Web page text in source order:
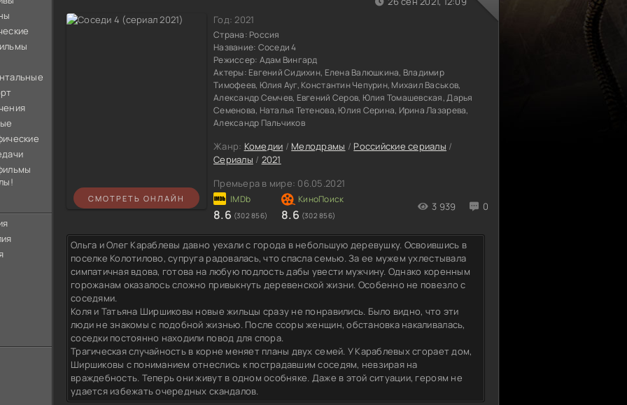
СМОТРЕТЬ ОНЛАЙН
Год:2021
Страна: Россия
Название: Соседи 4
Режиссер: Адам Вингард
Актеры: Евгений Сидихин, Елена Валюшкина, Владимир
Тимофеев, Юлия Ауг, Константин Чепурин, Михаил Васьков,
Александр Семчев, Евгений Серов, Юлия Томашевская, Дарья
Семенова, Наталья Тетенова, Юлия Серина, Ирина Лазарева,
Александр Пальчиков
Жанр: Комедии / Мелодрамы / Российские сериалы /
Сериалы / 2021
Премьера в мире: 06.05.2021
8.6 (302 856) 8.6 (302 856)
3 939 0
Ольга и Олег Караблевы давно уехали с города в небольшую деревушку. Освоившись в
поселке Колотилово, супруга радовалась, что спасла семью. За ее мужем ухлестывала
симпатичная вдова, готова на любую подлость дабы увести мужчину. Однако коренным
горожанам оказалось сложно привыкнуть деревенской жизни. Особенно не повезло с
соседями.
Коля и Татьяна Ширшиковы новые жильцы сразу не понравились. Было видно, что эти
люди не знакомы с подобной жизнью. После ссоры женщин, обстановка накаливалась,
соседки постоянно находили повод для спора.
Трагическая случайность в корне меняет планы двух семей. У Караблевых сгорает дом,
Ширшиковы с пониманием отнеслись к пострадавшим соседям, невзирая на
враждебность. Теперь они живут в одном особняке. Даже в этой ситуации, героям не
удается избежать очередных скандалов.